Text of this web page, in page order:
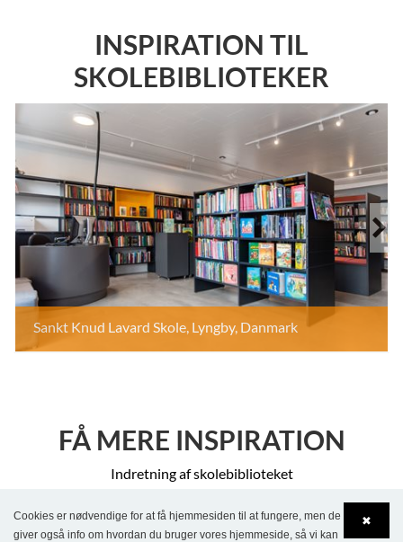
INSPIRATION TIL
SKOLEBIBLIOTEKER
Sankt Knud Lavard Skole, Lyngby, Danmark
FÅ MERE INSPIRATION
Indretning af skolebiblioteket
✖
Cookies er nødvendige for at få hjemmesiden til at fungere, men de
giver også info om hvordan du bruger vores hjemmeside, så vi kan